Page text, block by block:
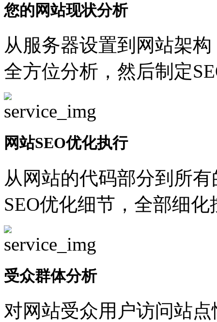
您的网站现状分析
从服务器设置到网站架
全方位分析，然后制定
网站SEO优化执行
从网站的代码部分到所
SEO优化细节，全部细
受众群体分析
对网站受众用户访问站